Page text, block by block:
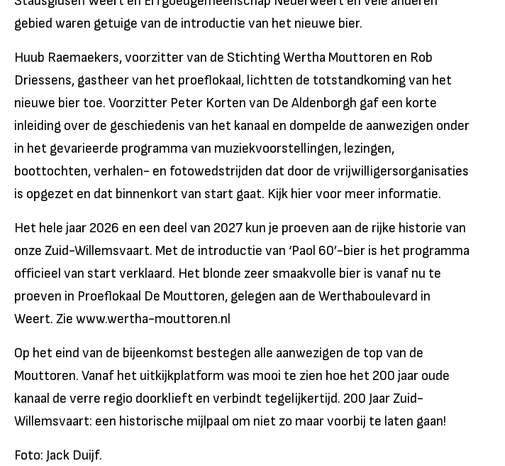
gebied waren getuige van de introductie van het nieuwe bier.
Huub Raemaekers, voorzitter van de Stichting Wertha Mouttoren en Rob
Driessens, gastheer van het proeflokaal, lichtten de totstandkoming van het
nieuwe bier toe. Voorzitter Peter Korten van De Aldenborgh gaf een korte
inleiding over de geschiedenis van het kanaal en dompelde de aanwezigen onder
in het gevarieerde programma van muziekvoorstellingen, lezingen,
boottochten, verhalen- en fotowedstrijden dat door de vrijwilligersorganisaties
is opgezet en dat binnenkort van start gaat. Kijk hier voor meer informatie.
Het hele jaar 2026 en een deel van 2027 kun je proeven aan de rijke historie van
onze Zuid-Willemsvaart. Met de introductie van ‘Paol 60’-bier is het programma
officieel van start verklaard. Het blonde zeer smaakvolle bier is vanaf nu te
proeven in Proeflokaal De Mouttoren, gelegen aan de Werthaboulevard in
Weert. Zie www.wertha-mouttoren.nl
Op het eind van de bijeenkomst bestegen alle aanwezigen de top van de
Mouttoren. Vanaf het uitkijkplatform was mooi te zien hoe het 200 jaar oude
kanaal de verre regio doorklieft en verbindt tegelijkertijd. 200 Jaar Zuid-
Willemsvaart: een historische mijlpaal om niet zo maar voorbij te laten gaan!
Foto: Jack Duijf.